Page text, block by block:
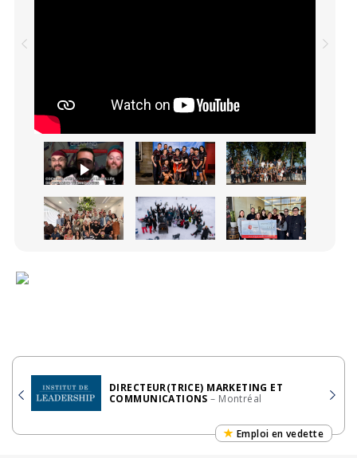
DIRECTEUR(TRICE) MARKETING ET
COMMUNICATIONS– Montréal
Emploi en vedette